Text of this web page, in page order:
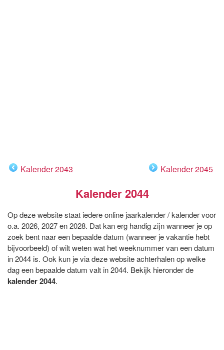
Kalender 2043 Kalender 2045
Kalender 2044
Op deze website staat iedere online jaarkalender / kalender voor
o.a. 2026, 2027 en 2028. Dat kan erg handig zijn wanneer je op
zoek bent naar een bepaalde datum (wanneer je vakantie hebt
bijvoorbeeld) of wilt weten wat het weeknummer van een datum
in 2044 is. Ook kun je via deze website achterhalen op welke
dag een bepaalde datum valt in 2044. Bekijk hieronder de
kalender 2044.